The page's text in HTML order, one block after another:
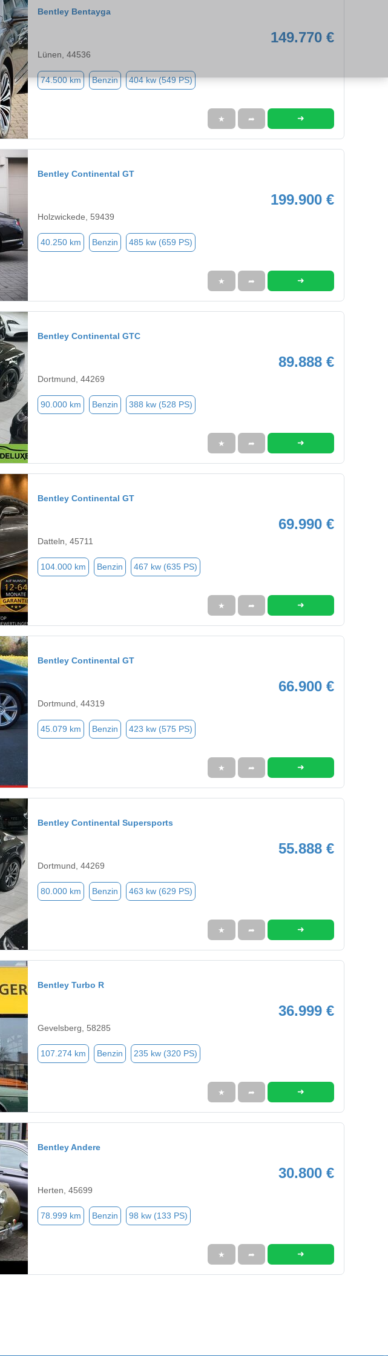
Bentley Bentayga
149.770 €
Lünen, 44536
74.500 km Benzin 404 kw (549 PS)
★ ➦ ➜
Bentley Continental GT
199.900 €
Holzwickede, 59439
40.250 km Benzin 485 kw (659 PS)
★ ➦ ➜
Bentley Continental GTC
89.888 €
Dortmund, 44269
90.000 km Benzin 388 kw (528 PS)
★ ➦ ➜
Bentley Continental GT
69.990 €
Datteln, 45711
104.000 km Benzin 467 kw (635 PS)
★ ➦ ➜
Bentley Continental GT
66.900 €
Dortmund, 44319
45.079 km Benzin 423 kw (575 PS)
★ ➦ ➜
Bentley Continental Supersports
55.888 €
Dortmund, 44269
80.000 km Benzin 463 kw (629 PS)
★ ➦ ➜
Bentley Turbo R
36.999 €
Gevelsberg, 58285
107.274 km Benzin 235 kw (320 PS)
★ ➦ ➜
Bentley Andere
30.800 €
Herten, 45699
78.999 km Benzin 98 kw (133 PS)
★ ➦ ➜